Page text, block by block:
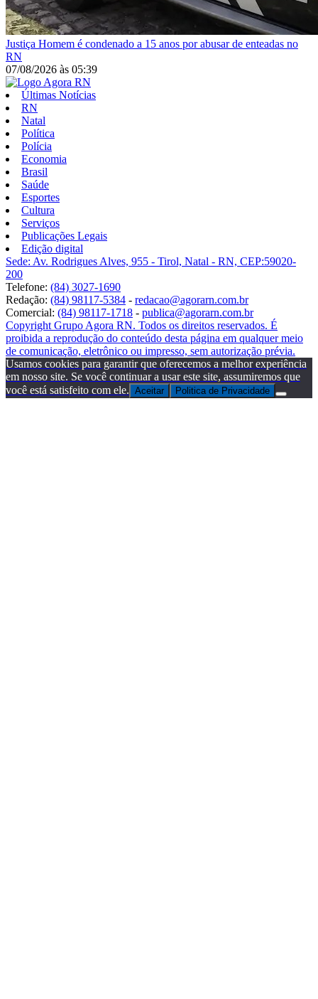
Justiça Homem é condenado a 15 anos por abusar de enteadas no
RN
07/08/2026 às 05:39
Últimas Notícias
RN
Natal
Política
Polícia
Economia
Brasil
Saúde
Esportes
Cultura
Serviços
Publicações Legais
Edição digital
Sede: Av. Rodrigues Alves, 955 - Tirol, Natal - RN, CEP:59020-
200
Telefone: (84) 3027-1690
Redação: (84) 98117-5384 - redacao@agorarn.com.br
Comercial: (84) 98117-1718 - publica@agorarn.com.br
Copyright Grupo Agora RN. Todos os direitos reservados. É
proibida a reprodução do conteúdo desta página em qualquer meio
de comunicação, eletrônico ou impresso, sem autorização prévia.
Usamos cookies para garantir que oferecemos a melhor experiência
em nosso site. Se você continuar a usar este site, assumiremos que
você está satisfeito com ele. Aceitar Politica de Privacidade